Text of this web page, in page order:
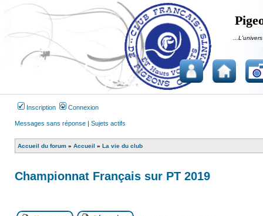
Inscription Connexion
Messages sans réponse | Sujets actifs
Accueil du forum » Accueil » La vie du club
Championnat Français sur PT 2019